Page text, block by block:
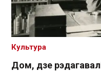
Дом, дзе
Культура